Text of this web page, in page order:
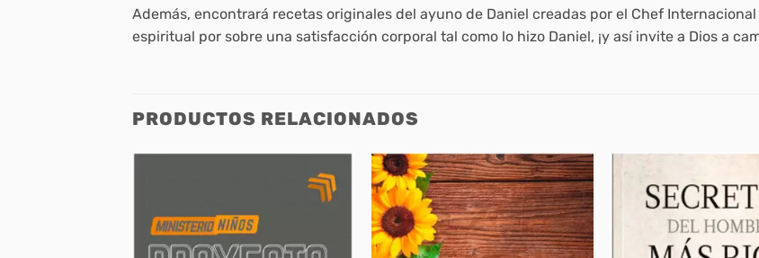
Además, encontrará recetas originales del ayuno de Daniel creadas por el Chef
espiritual por sobre una satisfacción corporal tal como lo hizo Daniel, ¡y así invite a Dios a
PRODUCTOS RELACIONADOS